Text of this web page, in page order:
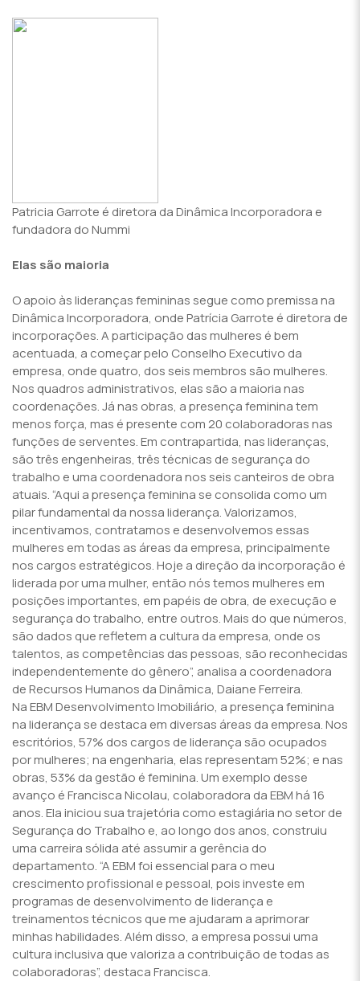
Patricia Garrote é diretora da Dinâmica Incorporadora e
fundadora do Nummi
Elas são maioria
O apoio às lideranças femininas segue como premissa na
Dinâmica Incorporadora, onde Patrícia Garrote é diretora de
incorporações. A participação das mulheres é bem
acentuada, a começar pelo Conselho Executivo da
empresa, onde quatro, dos seis membros são mulheres.
Nos quadros administrativos, elas são a maioria nas
coordenações. Já nas obras, a presença feminina tem
menos força, mas é presente com 20 colaboradoras nas
funções de serventes. Em contrapartida, nas lideranças,
são três engenheiras, três técnicas de segurança do
trabalho e uma coordenadora nos seis canteiros de obra
atuais. “Aqui a presença feminina se consolida como um
pilar fundamental da nossa liderança. Valorizamos,
incentivamos, contratamos e desenvolvemos essas
mulheres em todas as áreas da empresa, principalmente
nos cargos estratégicos. Hoje a direção da incorporação é
liderada por uma mulher, então nós temos mulheres em
posições importantes, em papéis de obra, de execução e
segurança do trabalho, entre outros. Mais do que números,
são dados que refletem a cultura da empresa, onde os
talentos, as competências das pessoas, são reconhecidas
independentemente do gênero”, analisa a coordenadora
de Recursos Humanos da Dinâmica, Daiane Ferreira.
Na EBM Desenvolvimento Imobiliário, a presença feminina
na liderança se destaca em diversas áreas da empresa. Nos
escritórios, 57% dos cargos de liderança são ocupados
por mulheres; na engenharia, elas representam 52%; e nas
obras, 53% da gestão é feminina. Um exemplo desse
avanço é Francisca Nicolau, colaboradora da EBM há 16
anos. Ela iniciou sua trajetória como estagiária no setor de
Segurança do Trabalho e, ao longo dos anos, construiu
uma carreira sólida até assumir a gerência do
departamento. “A EBM foi essencial para o meu
crescimento profissional e pessoal, pois investe em
programas de desenvolvimento de liderança e
treinamentos técnicos que me ajudaram a aprimorar
minhas habilidades. Além disso, a empresa possui uma
cultura inclusiva que valoriza a contribuição de todas as
colaboradoras”, destaca Francisca.